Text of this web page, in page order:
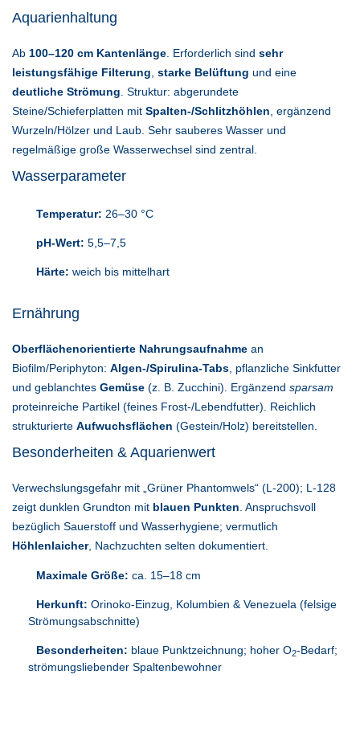
Aquarienhaltung
Ab 100–120 cm Kantenlänge. Erforderlich sind sehr
leistungsfähige Filterung, starke Belüftung und eine
deutliche Strömung. Struktur: abgerundete
Steine/Schieferplatten mit Spalten-/Schlitzhöhlen, ergänzend
Wurzeln/Hölzer und Laub. Sehr sauberes Wasser und
regelmäßige große Wasserwechsel sind zentral.
Wasserparameter
Temperatur: 26–30 °C
pH-Wert: 5,5–7,5
Härte: weich bis mittelhart
Ernährung
Oberflächenorientierte Nahrungsaufnahme an
Biofilm/Periphyton: Algen-/Spirulina-Tabs, pflanzliche Sinkfutter
und geblanchtes Gemüse (z. B. Zucchini). Ergänzend sparsam
proteinreiche Partikel (feines Frost-/Lebendfutter). Reichlich
strukturierte Aufwuchsflächen (Gestein/Holz) bereitstellen.
Besonderheiten & Aquarienwert
Verwechslungsgefahr mit „Grüner Phantomwels“ (L-200); L-128
zeigt dunklen Grundton mit blauen Punkten. Anspruchsvoll
bezüglich Sauerstoff und Wasserhygiene; vermutlich
Höhlenlaicher, Nachzuchten selten dokumentiert.
Maximale Größe: ca. 15–18 cm
Herkunft: Orinoko-Einzug, Kolumbien & Venezuela (felsige
Strömungsabschnitte)
Besonderheiten: blaue Punktzeichnung; hoher O2-Bedarf;
strömungsliebender Spaltenbewohner